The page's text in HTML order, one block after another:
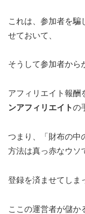
これは、参加者を騙
せておいて、
そうして参加者から
アフィリエイト報酬
ンアフィリエイトの
つまり、「財布の中
方法は真っ赤なウソ
登録を済ませてしま
ここの運営者が儲か